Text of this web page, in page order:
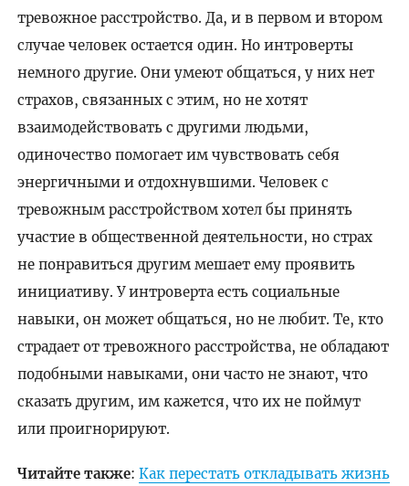
тревожное расстройство. Да, и в первом и втором
случае человек остается один. Но интроверты
немного другие. Они умеют общаться, у них нет
страхов, связанных с этим, но не хотят
взаимодействовать с другими людьми,
одиночество помогает им чувствовать себя
энергичными и отдохнувшими. Человек с
тревожным расстройством хотел бы принять
участие в общественной деятельности, но страх
не понравиться другим мешает ему проявить
инициативу. У интроверта есть социальные
навыки, он может общаться, но не любит. Те, кто
страдает от тревожного расстройства, не обладают
подобными навыками, они часто не знают, что
сказать другим, им кажется, что их не поймут
или проигнорируют.
Читайте также: Как перестать откладывать жизнь